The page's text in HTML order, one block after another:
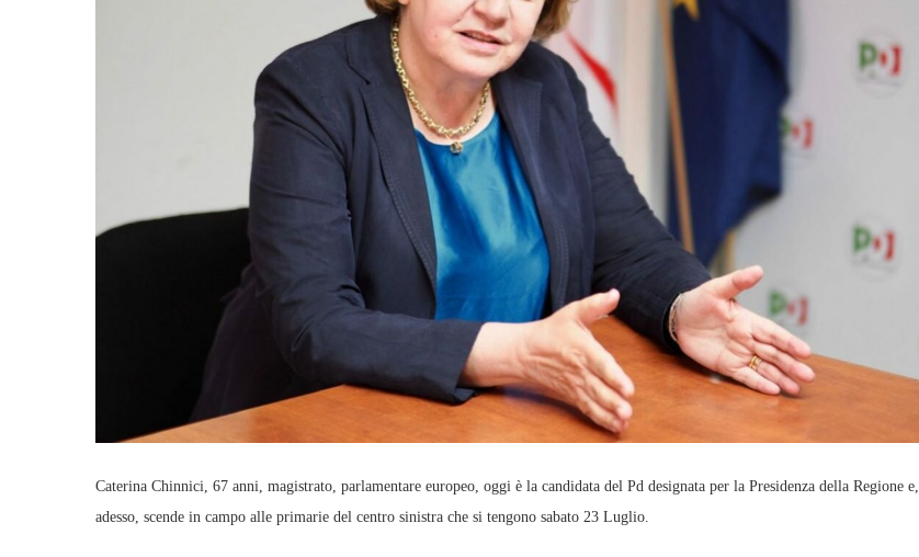
Caterina Chinnici, 67 anni, magistrato, parlamentare europeo, oggi è la candidata del Pd designata per la Presidenza della Regione e,
adesso, scende in campo alle primarie del centro sinistra che si tengono sabato 23 Luglio.